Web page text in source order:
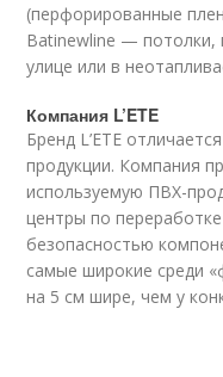
(перфорированные
Batinewline — потолки,
улице или в
Компания L’ETE
Бренд L’ETE
продукции. Компания
используемую ПВХ-
центры по
безопасностью
самые широкие среди
на 5 см шире, чем у